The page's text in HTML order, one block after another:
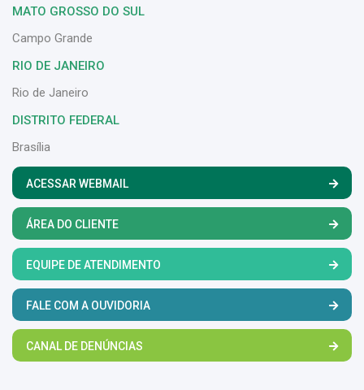
MATO GROSSO DO SUL
Campo Grande
RIO DE JANEIRO
Rio de Janeiro
DISTRITO FEDERAL
Brasília
ACESSAR WEBMAIL
ÁREA DO CLIENTE
EQUIPE DE ATENDIMENTO
FALE COM A OUVIDORIA
CANAL DE DENÚNCIAS